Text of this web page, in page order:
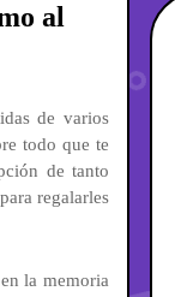
al
de varios
todo que te
de tanto
regalarles
la memoria